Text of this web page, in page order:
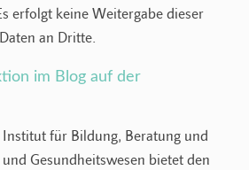
erfolgt keine Weitergabe dieser
an Dritte.
im Blog auf der
für Bildung, Beratung und
Gesundheitswesen bietet den